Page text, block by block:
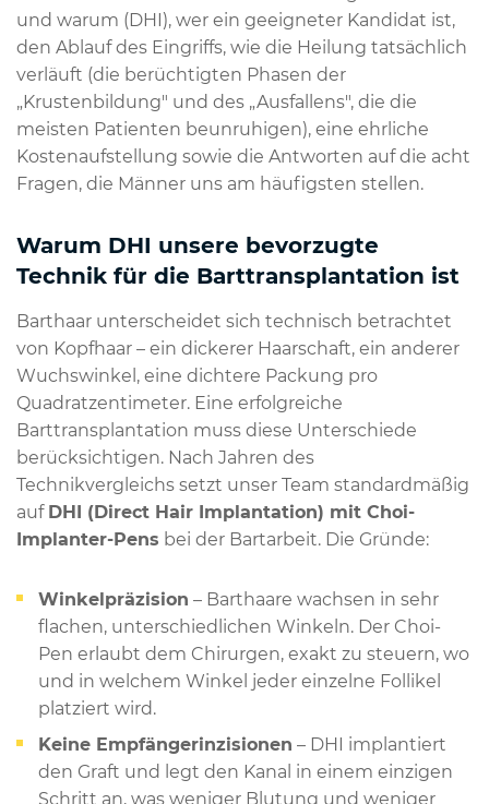
und warum (DHI), wer ein geeigneter Kandidat ist,
den Ablauf des Eingriffs, wie die Heilung tatsächlich
verläuft (die berüchtigten Phasen der
„Krustenbildung" und des „Ausfallens", die die
meisten Patienten beunruhigen), eine ehrliche
Kostenaufstellung sowie die Antworten auf die acht
Fragen, die Männer uns am häufigsten stellen.
Warum DHI unsere bevorzugte
Technik für die Barttransplantation ist
Barthaar unterscheidet sich technisch betrachtet
von Kopfhaar – ein dickerer Haarschaft, ein anderer
Wuchswinkel, eine dichtere Packung pro
Quadratzentimeter. Eine erfolgreiche
Barttransplantation muss diese Unterschiede
berücksichtigen. Nach Jahren des
Technikvergleichs setzt unser Team standardmäßig
auf DHI (Direct Hair Implantation) mit Choi-
Implanter-Pens bei der Bartarbeit. Die Gründe:
Winkelpräzision – Barthaare wachsen in sehr
flachen, unterschiedlichen Winkeln. Der Choi-
Pen erlaubt dem Chirurgen, exakt zu steuern, wo
und in welchem Winkel jeder einzelne Follikel
platziert wird.
Keine Empfängerinzisionen – DHI implantiert
den Graft und legt den Kanal in einem einzigen
Schritt an, was weniger Blutung und weniger